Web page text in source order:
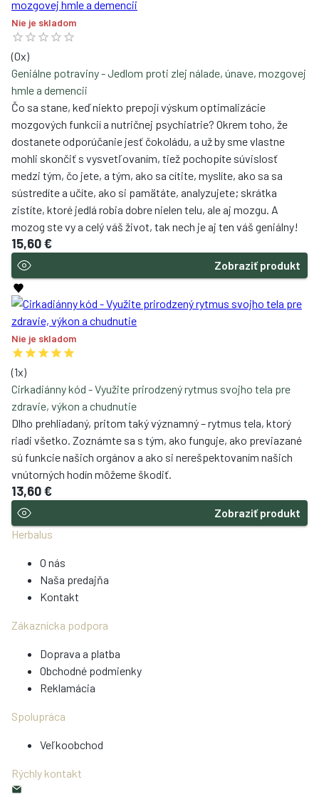
Nie je skladom
(0x)
Geniálne potraviny - Jedlom proti zlej nálade, únave, mozgovej
hmle a demencii
Čo sa stane, keď niekto prepojí výskum optimalizácie
mozgových funkcií a nutričnej psychiatrie? Okrem toho, že
dostanete odporúčanie jesť čokoládu, a už by sme vlastne
mohli skončiť s vysvetľovaním, tiež pochopíte súvislosť
medzi tým, čo jete, a tým, ako sa cítite, myslíte, ako sa sa
sústredíte a učíte, ako si pamätáte, analyzujete; skrátka
zistíte, ktoré jedlá robia dobre nielen telu, ale aj mozgu. A
mozog ste vy a celý váš život, tak nech je aj ten váš geniálny!
15,60 €
Zobraziť produkt
Nie je skladom
(1x)
Cirkadiánny kód - Využite prirodzený rytmus svojho tela pre
zdravie, výkon a chudnutie
Dlho prehliadaný, pritom taký významný – rytmus tela, ktorý
riadi všetko. Zoznámte sa s tým, ako funguje, ako previazané
sú funkcie našich orgánov a ako si nerešpektovaním našich
vnútorných hodín môžeme škodiť.
13,60 €
Zobraziť produkt
O nás
Naša predajňa
Doprava a platba
Obchodné podmienky
Rýchly kontakt